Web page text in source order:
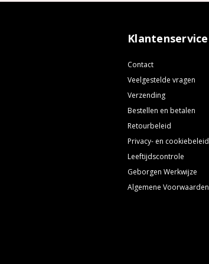
Klantenservice
Contact
Veelgestelde vragen
Verzending
Bestellen en betalen
Retourbeleid
Privacy- en cookiebeleid
Leeftijdscontrole
Geborgen Werkwijze
Algemene Voorwaarden